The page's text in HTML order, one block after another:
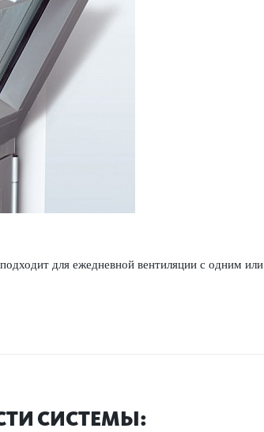
для ежедневной вентиляции с одним или
СИСТЕМЫ: